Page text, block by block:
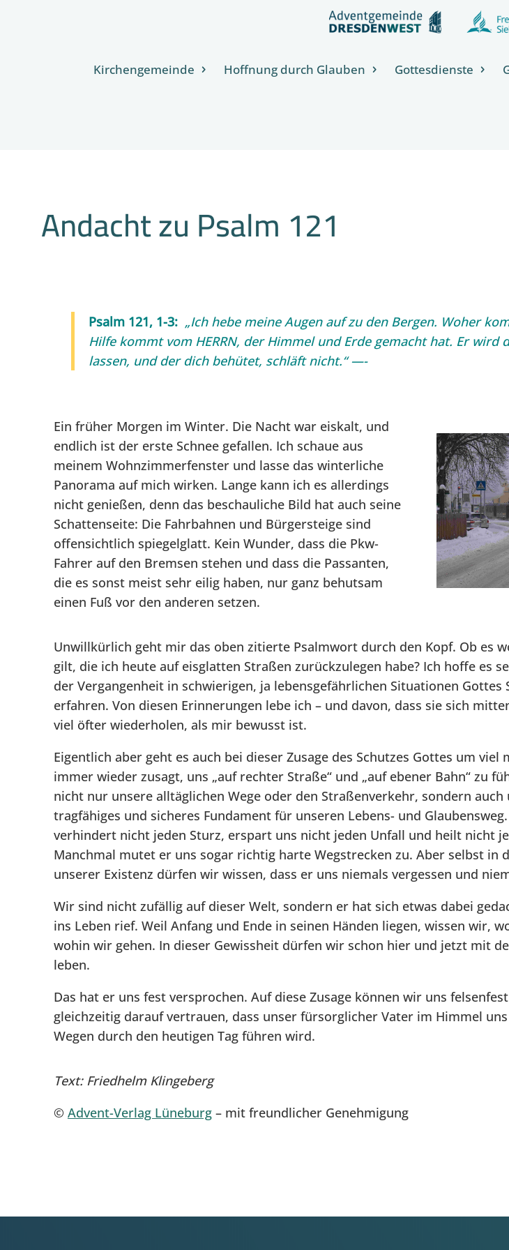
Kirchengemeinde Hoffnung durch Glauben Gottesdienste
Andacht zu Psalm 121
Psalm 121, 1-3: „Ich hebe meine Augen auf zu den Bergen. Woher
Hilfe kommt vom HERRN, der Himmel und Erde gemacht hat. Er wird
lassen, und der dich behütet, schläft nicht.“ —-
Ein früher Morgen im Winter. Die Nacht war eiskalt, und
endlich ist der erste Schnee gefallen. Ich schaue aus
meinem Wohnzimmerfenster und lasse das winterliche
Panorama auf mich wirken. Lange kann ich es allerdings
nicht genießen, denn das beschauliche Bild hat auch seine
Schattenseite: Die Fahrbahnen und Bürgersteige sind
offensichtlich spiegelglatt. Kein Wunder, dass die Pkw-
Fahrer auf den Bremsen stehen und dass die Passanten,
die es sonst meist sehr eilig haben, nur ganz behutsam
einen Fuß vor den anderen setzen.
Unwillkürlich geht mir das oben zitierte Psalmwort durch den Kopf. Ob es
gilt, die ich heute auf eisglatten Straßen zurückzulegen habe? Ich hoffe es
der Vergangenheit in schwierigen, ja lebensgefährlichen Situationen Gottes
erfahren. Von diesen Erinnerungen lebe ich – und davon, dass sie sich
viel öfter wiederholen, als mir bewusst ist.
Eigentlich aber geht es auch bei dieser Zusage des Schutzes Gottes um viel
immer wieder zusagt, uns „auf rechter Straße“ und „auf ebener Bahn“ zu
nicht nur unsere alltäglichen Wege oder den Straßenverkehr, sondern auch
tragfähiges und sicheres Fundament für unseren Lebens- und
verhindert nicht jeden Sturz, erspart uns nicht jeden Unfall und heilt nicht
Manchmal mutet er uns sogar richtig harte Wegstrecken zu. Aber selbst in
unserer Existenz dürfen wir wissen, dass er uns niemals vergessen und
Wir sind nicht zufällig auf dieser Welt, sondern er hat sich etwas dabei
ins Leben rief. Weil Anfang und Ende in seinen Händen liegen, wissen wir,
wohin wir gehen. In dieser Gewissheit dürfen wir schon hier und jetzt mit
leben.
Das hat er uns fest versprochen. Auf diese Zusage können wir uns
gleichzeitig darauf vertrauen, dass unser fürsorglicher Vater im Himmel
Wegen durch den heutigen Tag führen wird.
Text: Friedhelm Klingeberg
© Advent-Verlag Lüneburg– mit freundlicher Genehmigung